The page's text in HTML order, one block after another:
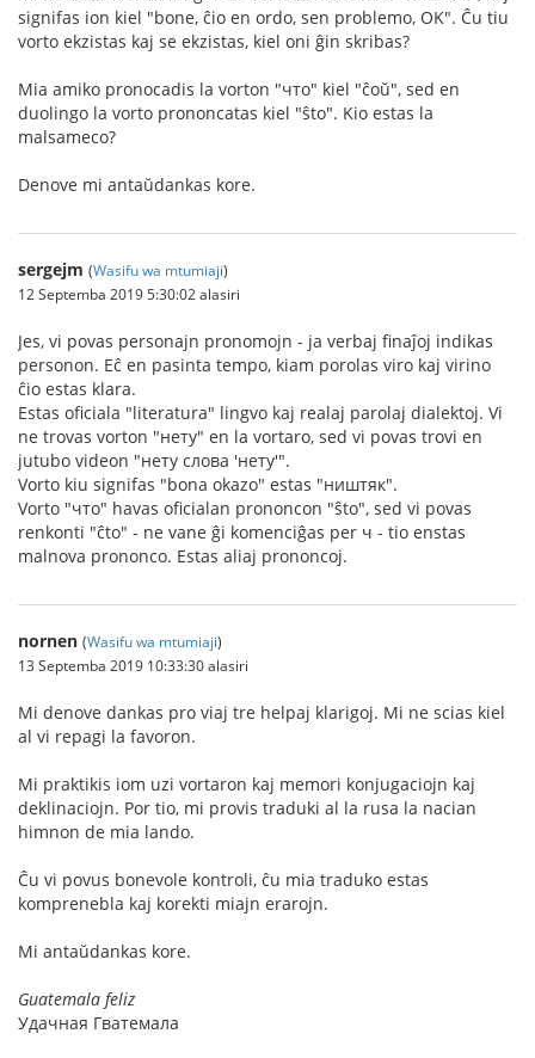
signifas ion kiel "bone, ĉio en ordo, sen problemo, OK". Ĉu tiu
vorto ekzistas kaj se ekzistas, kiel oni ĝin skribas?
Mia amiko pronocadis la vorton "что" kiel "ĉoŭ", sed en
duolingo la vorto prononcatas kiel "ŝto". Kio estas la
malsameco?
Denove mi antaŭdankas kore.
sergejm (Wasifu wa mtumiaji)
12 Septemba 2019 5:30:02 alasiri
Jes, vi povas personajn pronomojn - ja verbaj finaĵoj indikas
personon. Eĉ en pasinta tempo, kiam porolas viro kaj virino
ĉio estas klara.
Estas oficiala "literatura" lingvo kaj realaj parolaj dialektoj. Vi
ne trovas vorton "нету" en la vortaro, sed vi povas trovi en
jutubo videon "нету слова 'нету'".
Vorto kiu signifas "bona okazo" estas "ништяк".
Vorto "что" havas oficialan prononcon "ŝto", sed vi povas
renkonti "ĉto" - ne vane ĝi komenciĝas per ч - tio enstas
malnova prononco. Estas aliaj prononcoj.
nornen (Wasifu wa mtumiaji)
13 Septemba 2019 10:33:30 alasiri
Mi denove dankas pro viaj tre helpaj klarigoj. Mi ne scias kiel
al vi repagi la favoron.
Mi praktikis iom uzi vortaron kaj memori konjugaciojn kaj
deklinaciojn. Por tio, mi provis traduki al la rusa la nacian
himnon de mia lando.
Ĉu vi povus bonevole kontroli, ĉu mia traduko estas
komprenebla kaj korekti miajn erarojn.
Mi antaŭdankas kore.
Guatemala feliz
Удачная Гватемала